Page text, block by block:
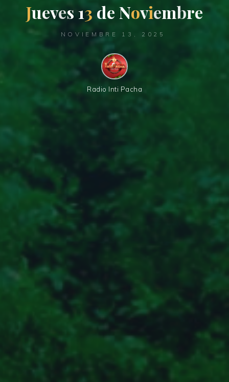
Jueves 13 de Noviembre
NOVIEMBRE 13, 2025
Radio Inti Pacha